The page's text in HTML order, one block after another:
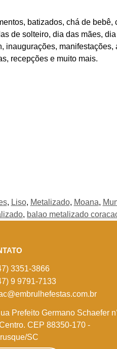
batizados, chá de bebê,
de solteiro, dia das mães,
recepções e muito mais.
, Liso, Metalizado, Moana,
, balao metalizado
3351-3866
9 9791-7133
Prefeito Germano Schaefer
CEP 88350-170 -
SC